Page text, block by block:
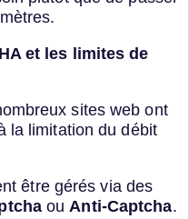
et les limites de
sites web ont
la limitation du débit
être gérés via des
ou Anti-Captcha.